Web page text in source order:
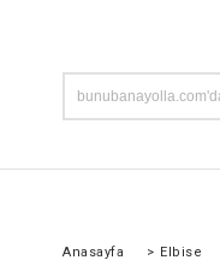
Anasayfa > Elbise